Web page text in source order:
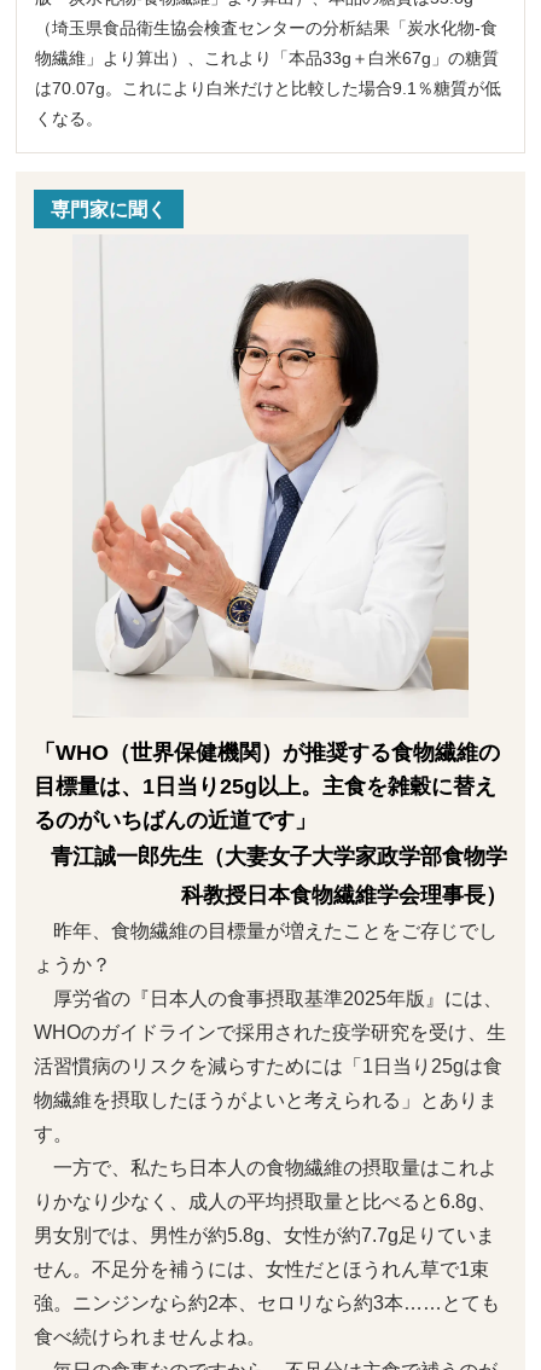
（埼玉県食品衛生協会検査センターの分析結果「炭水化物‐食
物繊維」より算出）、これより「本品33g＋白米67g」の糖質
は70.07g。これにより白米だけと比較した場合9.1％糖質が低
くなる。
専門家に聞く
「WHO（世界保健機関）が推奨する食物繊維の
目標量は、1日当り25g以上。主食を雑穀に替え
るのがいちばんの近道です」
青江誠一郎先生（大妻女子大学家政学部食物学
科教授日本食物繊維学会理事長）
昨年、食物繊維の目標量が増えたことをご存じでし
ょうか？
厚労省の『日本人の食事摂取基準2025年版』には、
WHOのガイドラインで採用された疫学研究を受け、生
活習慣病のリスクを減らすためには「1日当り25gは食
物繊維を摂取したほうがよいと考えられる」とありま
す。
一方で、私たち日本人の食物繊維の摂取量はこれよ
りかなり少なく、成人の平均摂取量と比べると6.8g、
男女別では、男性が約5.8g、女性が約7.7g足りていま
せん。不足分を補うには、女性だとほうれん草で1束
強。ニンジンなら約2本、セロリなら約3本……とても
食べ続けられませんよね。